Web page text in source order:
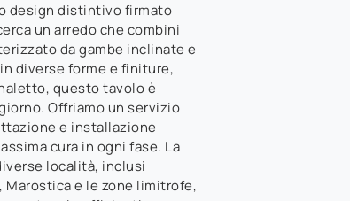
design distintivo firmato
un arredo che combini
da gambe inclinate e
diverse forme e finiture,
questo tavolo è
Offriamo un servizio
e installazione
cura in ogni fase. La
località, inclusi
Marostica e le zone limitrofe,